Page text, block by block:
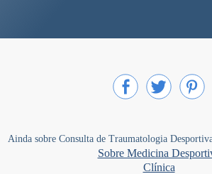
Ainda sobre Consulta de Traumatologia
Sobre Medicina
Clí­nica